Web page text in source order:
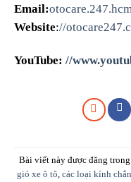
Email:
Website://
YouTube: //
Bài viết này được đăng trong
gió xe ô tô các loại kính